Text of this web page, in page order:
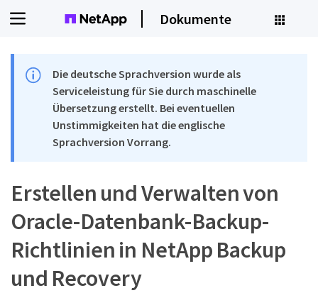
Dokumente
Die deutsche Sprachversion wurde als
Serviceleistung für Sie durch maschinelle
Übersetzung erstellt. Bei eventuellen
Unstimmigkeiten hat die englische
Sprachversion Vorrang.
Erstellen und Verwalten von
Oracle-Datenbank-Backup-
Richtlinien in NetApp Backup
und Recovery